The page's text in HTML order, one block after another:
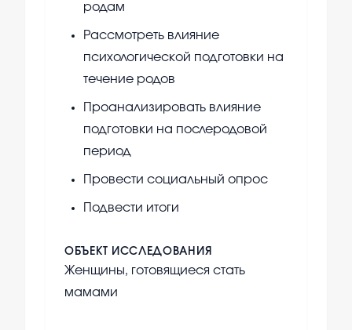
родам
Рассмотреть влияние
психологической подготовки на
течение родов
Проанализировать влияние
подготовки на послеродовой
период
Провести социальный опрос
Подвести итоги
ОБЪЕКТ ИССЛЕДОВАНИЯ
Женщины, готовящиеся стать
мамами